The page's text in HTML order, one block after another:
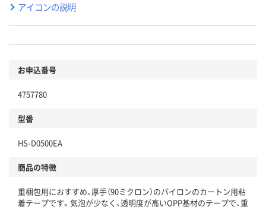
アイコンの説明
お申込番号
4757780
型番
HS-D0500EA
商品の特徴
重梱包用におすすめ、厚手（90ミクロン）のパイロンのカートン用粘
着テープです。気泡が少なく、透明度が高いOPP基材のテープで、重